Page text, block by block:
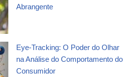
Abrangente
Eye-Tracking: O Poder do Olhar
na Análise do Comportamento do
Consumidor